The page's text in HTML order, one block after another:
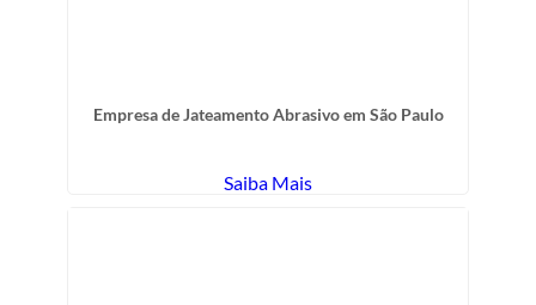
Empresa de Jateamento Abrasivo em São Paulo
Saiba Mais